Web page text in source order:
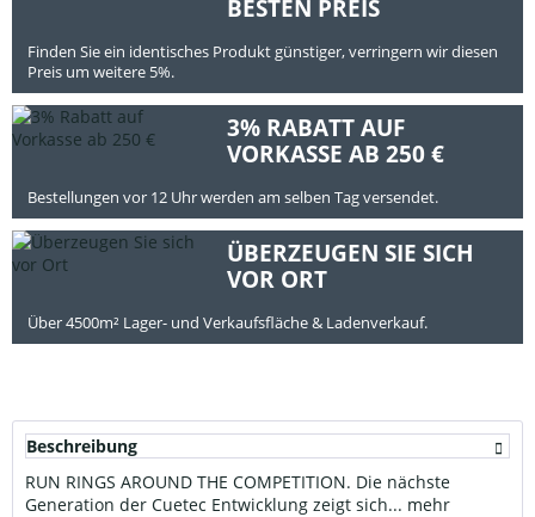
BESTEN PREIS
Finden Sie ein identisches Produkt günstiger, verringern wir diesen
Preis um weitere 5%.
3% RABATT AUF
VORKASSE AB 250 €
Bestellungen vor 12 Uhr werden am selben Tag versendet.
ÜBERZEUGEN SIE SICH
VOR ORT
Über 4500m² Lager- und Verkaufsfläche & Ladenverkauf.
Beschreibung
RUN RINGS AROUND THE COMPETITION. Die nächste
Generation der Cuetec Entwicklung zeigt sich... mehr